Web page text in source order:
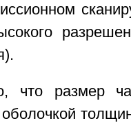
что размер